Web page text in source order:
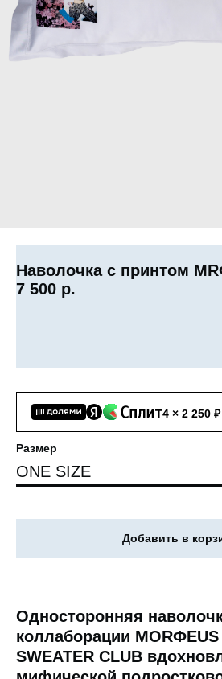
Наволочка с принтом
7 500 р.
4 × 2 250
Размер
Добавить в
Односторонняя
коллаборации MORФEUS
SWEATER CLUB